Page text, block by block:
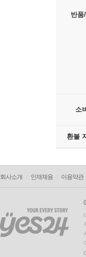
반품
소
환불
회사소개 인재채용 이용약관